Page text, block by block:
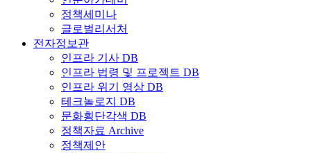
정책세미나
글로벌리서처
전자정보관
인프라 기사 DB
인프라 법령 및 프로젝트 DB
인프라 위기 영상 DB
테크놀로지 DB
문화횡단각색 DB
정책자료 Archive
정책제안